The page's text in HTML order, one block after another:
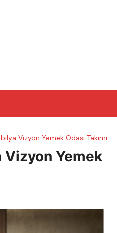
Vizyon Yemek Odası Takımı
Yemek